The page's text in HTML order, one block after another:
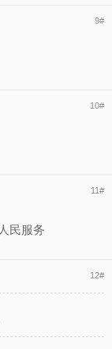
9#
10#
11#
民服务
12#